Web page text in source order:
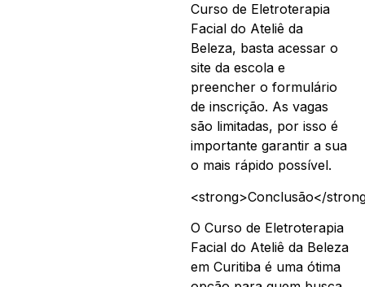
Curso de Eletroterapia
Facial do Ateliê da
Beleza, basta acessar o
site da escola e
preencher o formulário
de inscrição. As vagas
são limitadas, por isso é
importante garantir a sua
o mais rápido possível.
<strong>Conclusão</
O Curso de Eletroterapia
Facial do Ateliê da Beleza
em Curitiba é uma ótima